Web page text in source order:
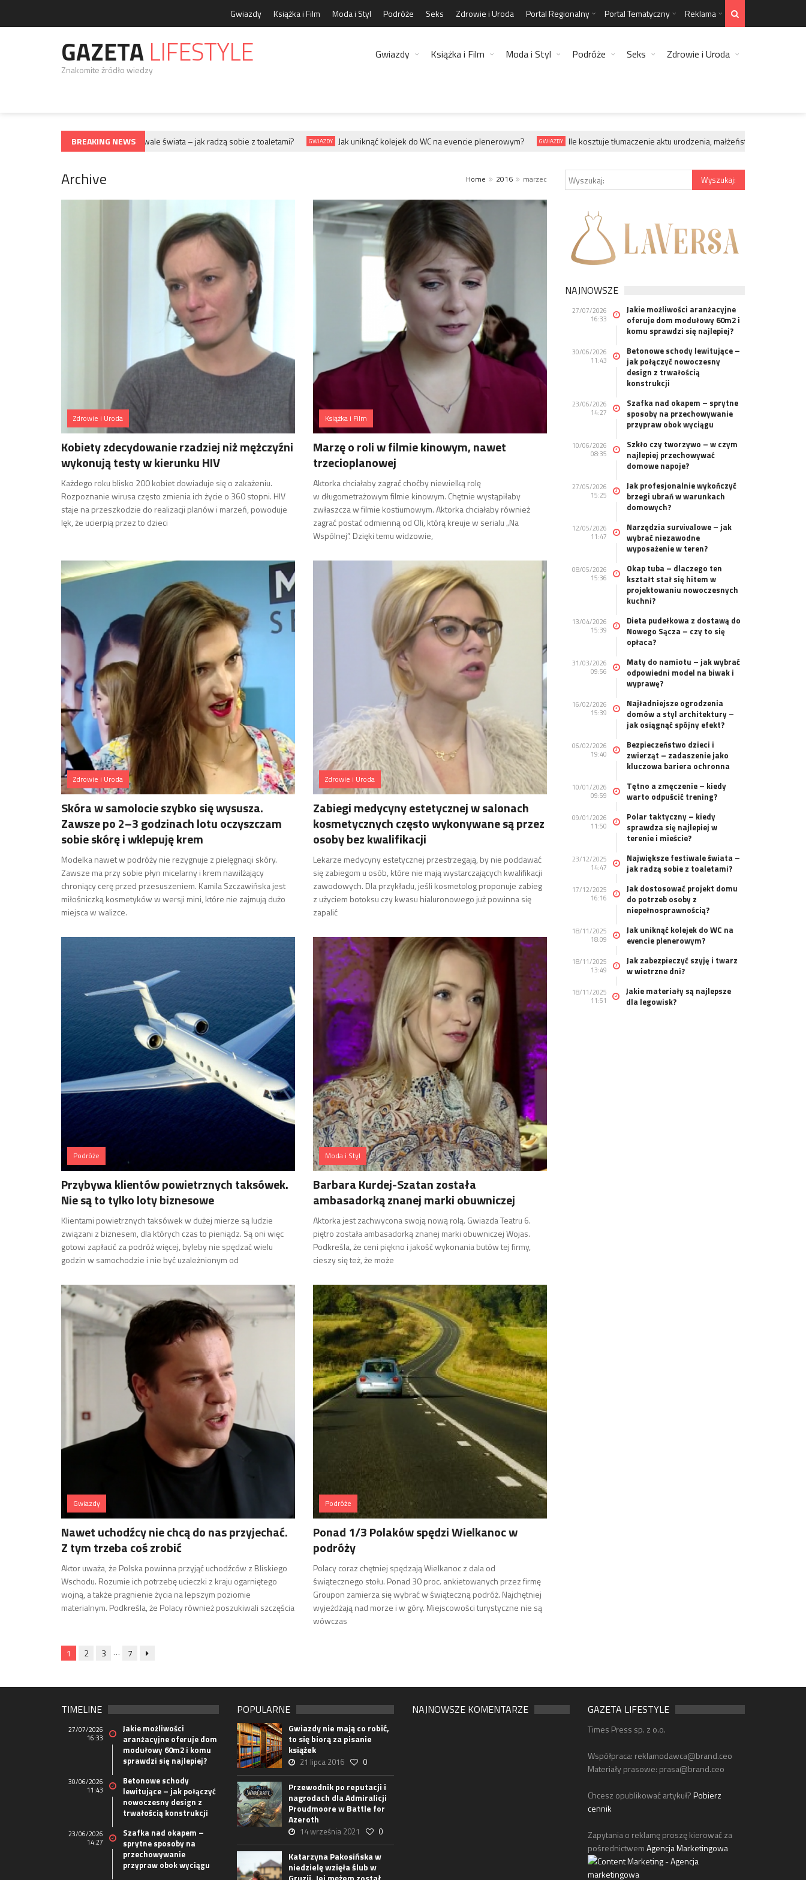
Gwiazdy Książka i Film Moda i Styl Podróże Seks Zdrowie i Uroda Portal Regionalny Portal Tematyczny Reklama
GAZETALIFESTYLE
Znakomite źródło wiedzy
Gwiazdy Książka i Film Moda i Styl Podróże Seks Zdrowie i Uroda
BREAKING NEWS
Największe festiwale świata – jak radzą sobie z toaletami? GWIAZDY Jak uniknąć kolejek do WC na evencie plenerowym? GWIAZDY Ile kosztuje tłumaczenie aktu urodzenia, małżeństwa, zgonu?
Archive Home 2016 marzec
Zdrowie i Uroda
Kobiety zdecydowanie rzadziej niż mężczyźni
wykonują testy w kierunku HIV
Każdego roku blisko 200 kobiet dowiaduje się o zakażeniu.
Rozpoznanie wirusa często zmienia ich życie o 360 stopni. HIV
staje na przeszkodzie do realizacji planów i marzeń, powoduje
lęk, że ucierpią przez to dzieci
Książka i Film
Marzę o roli w filmie kinowym, nawet
trzecioplanowej
Aktorka chciałaby zagrać choćby niewielką rolę
w długometrażowym filmie kinowym. Chętnie wystąpiłaby
zwłaszcza w filmie kostiumowym. Aktorka chciałaby również
zagrać postać odmienną od Oli, którą kreuje w serialu „Na
Wspólnej”. Dzięki temu widzowie,
Zdrowie i Uroda
Skóra w samolocie szybko się wysusza.
Zawsze po 2–3 godzinach lotu oczyszczam
sobie skórę i wklepuję krem
Modelka nawet w podróży nie rezygnuje z pielęgnacji skóry.
Zawsze ma przy sobie płyn micelarny i krem nawilżający
chroniący cerę przed przesuszeniem. Kamila Szczawińska jest
miłośniczką kosmetyków w wersji mini, które nie zajmują dużo
miejsca w walizce.
Zdrowie i Uroda
Zabiegi medycyny estetycznej w salonach
kosmetycznych często wykonywane są przez
osoby bez kwalifikacji
Lekarze medycyny estetycznej przestrzegają, by nie poddawać
się zabiegom u osób, które nie mają wystarczających kwalifikacji
zawodowych. Dla przykładu, jeśli kosmetolog proponuje zabieg
z użyciem botoksu czy kwasu hialuronowego już powinna się
zapalić
Podróże
Przybywa klientów powietrznych taksówek.
Nie są to tylko loty biznesowe
Klientami powietrznych taksówek w dużej mierze są ludzie
związani z biznesem, dla których czas to pieniądz. Są oni więc
gotowi zapłacić za podróż więcej, byleby nie spędzać wielu
godzin w samochodzie i nie być uzależnionym od
Moda i Styl
Barbara Kurdej-Szatan została
ambasadorką znanej marki obuwniczej
Aktorka jest zachwycona swoją nową rolą. Gwiazda Teatru 6.
piętro została ambasadorką znanej marki obuwniczej Wojas.
Podkreśla, że ceni piękno i jakość wykonania butów tej firmy,
cieszy się też, że może
Gwiazdy
Nawet uchodźcy nie chcą do nas przyjechać.
Z tym trzeba coś zrobić
Aktor uważa, że Polska powinna przyjąć uchodźców z Bliskiego
Wschodu. Rozumie ich potrzebę ucieczki z kraju ogarniętego
wojną, a także pragnienie życia na lepszym poziomie
materialnym. Podkreśla, że Polacy również poszukiwali szczęścia
Podróże
Ponad 1/3 Polaków spędzi Wielkanoc w
podróży
Polacy coraz chętniej spędzają Wielkanoc z dala od
świątecznego stołu. Ponad 30 proc. ankietowanych przez firmę
Groupon zamierza się wybrać w świąteczną podróż. Najchętniej
wyjeżdżają nad morze i w góry. Miejscowości turystyczne nie są
wówczas
1 2 3 … 7
NAJNOWSZE
27/07/2026
16:33
Jakie możliwości aranżacyjne
oferuje dom modułowy 60m2 i
komu sprawdzi się najlepiej?
30/06/2026
11:43
Betonowe schody lewitujące –
jak połączyć nowoczesny
design z trwałością
konstrukcji
23/06/2026
14:27
Szafka nad okapem – sprytne
sposoby na przechowywanie
przypraw obok wyciągu
10/06/2026
08:35
Szkło czy tworzywo – w czym
najlepiej przechowywać
domowe napoje?
27/05/2026
15:25
Jak profesjonalnie wykończyć
brzegi ubrań w warunkach
domowych?
12/05/2026
11:47
Narzędzia survivalowe – jak
wybrać niezawodne
wyposażenie w teren?
08/05/2026
15:36
Okap tuba – dlaczego ten
kształt stał się hitem w
projektowaniu nowoczesnych
kuchni?
13/04/2026
15:39
Dieta pudełkowa z dostawą do
Nowego Sącza – czy to się
opłaca?
31/03/2026
09:56
Maty do namiotu – jak wybrać
odpowiedni model na biwak i
wyprawę?
16/02/2026
15:39
Najładniejsze ogrodzenia
domów a styl architektury –
jak osiągnąć spójny efekt?
06/02/2026
19:40
Bezpieczeństwo dzieci i
zwierząt – zadaszenie jako
kluczowa bariera ochronna
10/01/2026
09:59
Tętno a zmęczenie – kiedy
warto odpuścić trening?
09/01/2026
11:50
Polar taktyczny – kiedy
sprawdza się najlepiej w
terenie i mieście?
23/12/2025
14:47
Największe festiwale świata –
jak radzą sobie z toaletami?
17/12/2025
16:16
Jak dostosować projekt domu
do potrzeb osoby z
niepełnosprawnością?
18/11/2025
18:09
Jak uniknąć kolejek do WC na
evencie plenerowym?
18/11/2025
13:49
Jak zabezpieczyć szyję i twarz
w wietrzne dni?
18/11/2025
11:51
Jakie materiały są najlepsze
dla legowisk?
TIMELINE
27/07/2026
16:33
Jakie możliwości
aranżacyjne oferuje dom
modułowy 60m2 i komu
sprawdzi się najlepiej?
30/06/2026
11:43
Betonowe schody
lewitujące – jak połączyć
nowoczesny design z
trwałością konstrukcji
23/06/2026
14:27
Szafka nad okapem –
sprytne sposoby na
przechowywanie
przypraw obok wyciągu
POPULARNE
Gwiazdy nie mają co robić,
to się biorą za pisanie
książek
21 lipca 2016 0
Przewodnik po reputacji i
nagrodach dla Admiralicji
Proudmoore w Battle for
Azeroth
14 września 2021 0
Katarzyna Pakosińska w
niedzielę wzięła ślub w
NAJNOWSZE KOMENTARZE GAZETA LIFESTYLE
Times Press sp. z o.o.
Współpraca: reklamodawca@brand.ceo
Materiały prasowe: prasa@brand.ceo
Chcesz opublikować artykuł?Pobierz
cennik
Zapytania o reklamę proszę kierować za
pośrednictwemAgencja Marketingowa